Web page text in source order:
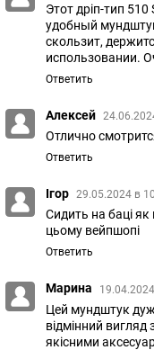
Этот дріп-тип
удобный
скользит,
использовании.
Ответить
Алексей
Отлично
Ответить
Ігор 29.05.2024 в
Сидить на баці
цьому вейпшопі
Ответить
Марина
Цей мундштук
відмінний вигляд
якісними